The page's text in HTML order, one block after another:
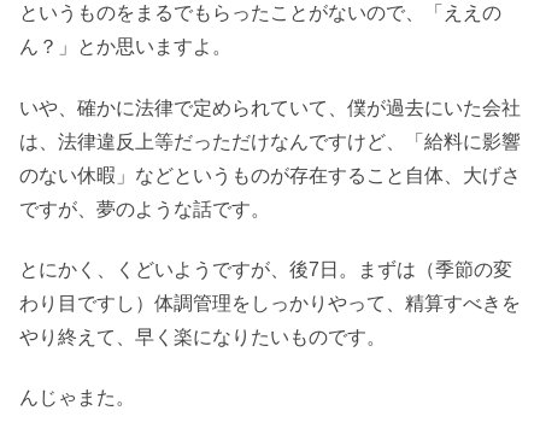
というものをまるでもらったことがないので、「ええの
ん？」とか思いますよ。
いや、確かに法律で定められていて、僕が過去にいた会社
は、法律違反上等だっただけなんですけど、「給料に影響
のない休暇」などというものが存在すること自体、大げさ
ですが、夢のような話です。
とにかく、くどいようですが、後7日。まずは（季節の変
わり目ですし）体調管理をしっかりやって、精算すべきを
やり終えて、早く楽になりたいものです。
んじゃまた。